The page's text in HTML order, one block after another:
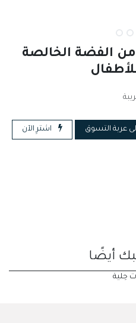
الفضة الخالصة
عربة التسوق اشترِ الآن
أيضًا
حِلية